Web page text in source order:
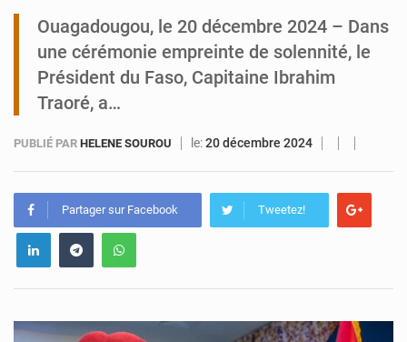
Ouagadougou, le 20 décembre 2024 – Dans
une cérémonie empreinte de solennité, le
Président du Faso, Capitaine Ibrahim
Traoré, a…
PUBLIÉ PAR HELENE SOUROU le:20 décembre 2024
Partager sur Facebook Tweetez!